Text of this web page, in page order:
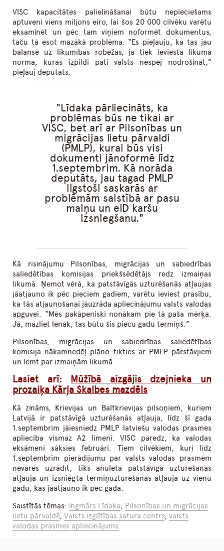
VISC kapacitātes palielināšanai būtu nepieciešams
aptuveni viens miljons eiro, lai šos 20 000 cilvēku varētu
eksaminēt un pēc tam viņiem noformēt dokumentus,
taču tā esot mazākā problēma. “Es pieļauju, ka tas jau
balansē uz likumības robežas, ja tiek ieviesta likuma
norma, kuras izpildi pati valsts nespēj nodrošināt,”
pieļauj deputāts.
Līdaka pārliecināts, ka
problēmas būs ne tikai ar
VISC, bet arī ar Pilsonības un
migrācijas lietu pārvaldi
(PMLP), kurai būs visi
dokumenti jānoformē līdz
1.septembrim. Kā norāda
deputāts, jau tagad PMLP
ilgstoši saskarās ar
problēmām saistībā ar pasu
maiņu un eID karšu
izsniegšanu.
Kā risinājumu Pilsonības, migrācijas un sabiedrības
saliedētības komisijas priekšsēdētājs redz izmaiņas
likumā. Ņemot vērā, ka patstāvīgās uzturēšanās atļaujas
jāatjauno ik pēc pieciem gadiem, varētu ieviest prasību,
ka tās atjaunošanai jāuzrāda apliecinājumu valsts valodas
apguvei. “Mēs pakāpeniski nonākam pie tā paša mērķa.
Jā, mazliet lēnāk, tas būtu šis piecu gadu termiņš.”
Pilsonības, migrācijas un sabiedrības saliedētības
komisija nākamnedēļ plāno tikties ar PMLP pārstāvjiem
un lemt par izmaiņām likumā.
Lasiet arī: Mūžībā aizgājis dzejnieka un
prozaiķa Kārļa Skalbes mazdēls
Kā zināms, Krievijas un Baltkrievijas pilsoņiem, kuriem
Latvijā ir patstāvīgā uzturēšanās atļauja, līdz šī gada
1.septembrim jāiesniedz PMLP latviešu valodas prasmes
apliecība vismaz A2 līmenī. VISC paredz, ka valodas
eksāmeni sāksies februārī. Tiem cilvēkiem, kuri līdz
1.septembrim pierādījumu par valsts valodas prasmēm
nevarēs uzrādīt, tiks anulēta patstāvīgā uzturēšanās
atļauja un izsniegta termiņuzturēšanās atļauja uz vienu
gadu, kas jāatjauno ik pēc gada.
Saistītās tēmas: Ingmārs Līdaka, Pilsonības un migrācijas
lietu pārvaldē,Valsts izglītības satura centrs,valsts
valodas prasmes apliecinājums